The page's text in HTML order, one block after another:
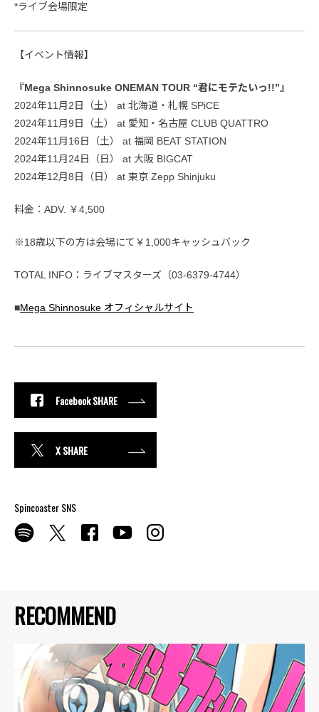
RECOMMEND
*ライブ会場限定
【イベント情報】
『Mega Shinnosuke ONEMAN TOUR “君にモテたいっ!!”』
2024年11月2日（土） at 北海道・札幌 SPiCE
2024年11月9日（土） at 愛知・名古屋 CLUB QUATTRO
2024年11月16日（土） at 福岡 BEAT STATION
2024年11月24日（日） at 大阪 BIGCAT
2024年12月8日（日） at 東京 Zepp Shinjuku
料金：ADV. ￥4,500
※18歳以下の方は会場にて￥1,000キャッシュバック
TOTAL INFO：ライブマスターズ（03-6379-4744）
■Mega Shinnosuke オフィシャルサイト
Facebook SHARE
X SHARE
Spincoaster SNS